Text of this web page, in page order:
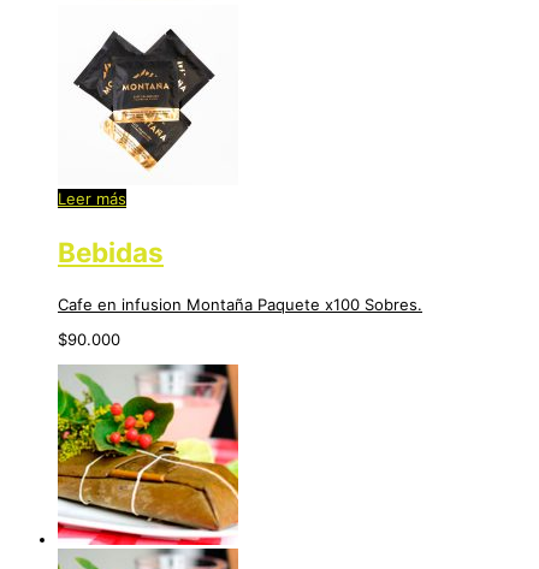
Leer más
Bebidas
Cafe en infusion Montaña Paquete x100 Sobres.
$90.000